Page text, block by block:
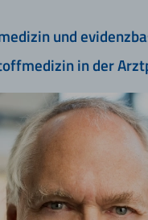
und
in der